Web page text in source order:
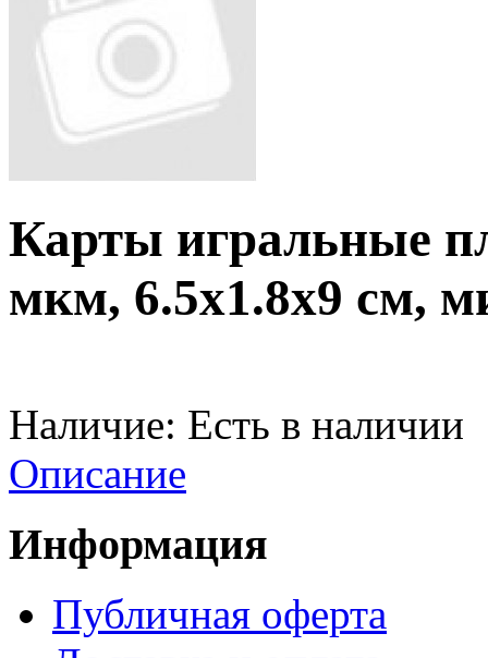
Карты игральные
мкм, 6.5х1.8х9 см,
Наличие: Есть в наличии
Описание
Информация
Публичная оферта